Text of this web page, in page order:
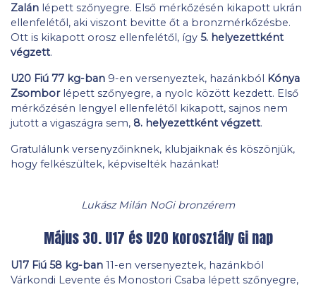
Zalán lépett szőnyegre. Első mérkőzésén kikapott ukrán
ellenfelétől, aki viszont bevitte őt a bronzmérkőzésbe.
Ott is kikapott orosz ellenfelétől, így 5. helyezettként
végzett.
U20 Fiú 77 kg-ban 9-en versenyeztek, hazánkból Kónya
Zsomborlépett szőnyegre, a nyolc között kezdett. Első
mérkőzésén lengyel ellenfelétől kikapott, sajnos nem
jutott a vigaszágra sem, 8. helyezettként végzett.
Gratulálunk versenyzőinknek, klubjaiknak és köszönjük,
hogy felkészültek, képviselték hazánkat!
Lukász Milán NoGi bronzérem
Május 30. U17 és U20 korosztály Gi nap
U17 Fiú 58 kg-ban 11-en versenyeztek, hazánkból
Várkondi Levente és Monostori Csaba lépett szőnyegre,